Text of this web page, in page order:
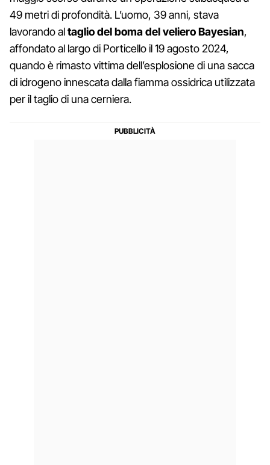
49 metri di profondità. L’uomo, 39 anni, stava
lavorando altaglio del boma del veliero Bayesian,
affondato al largo di Porticello il 19 agosto 2024,
quando è rimasto vittima dell’esplosione di una sacca
di idrogeno innescata dalla fiamma ossidrica utilizzata
per il taglio di una cerniera.